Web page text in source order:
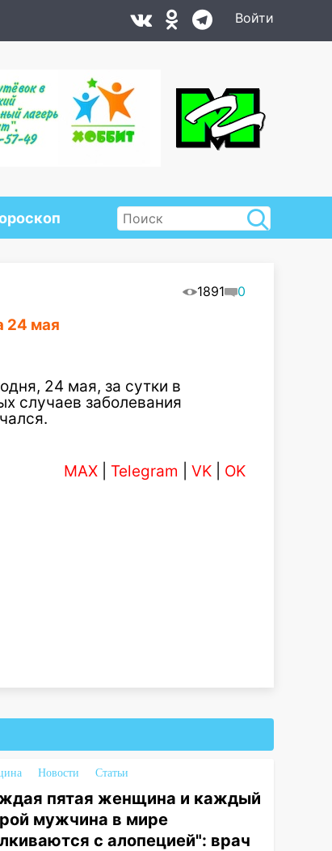
Войти
1891 0
24 мая
24 мая, за сутки в
случаев заболевания
MAX Telegram VK OK
Новости Статьи
пятая женщина и каждый
мужчина в мире
с алопецией": врач